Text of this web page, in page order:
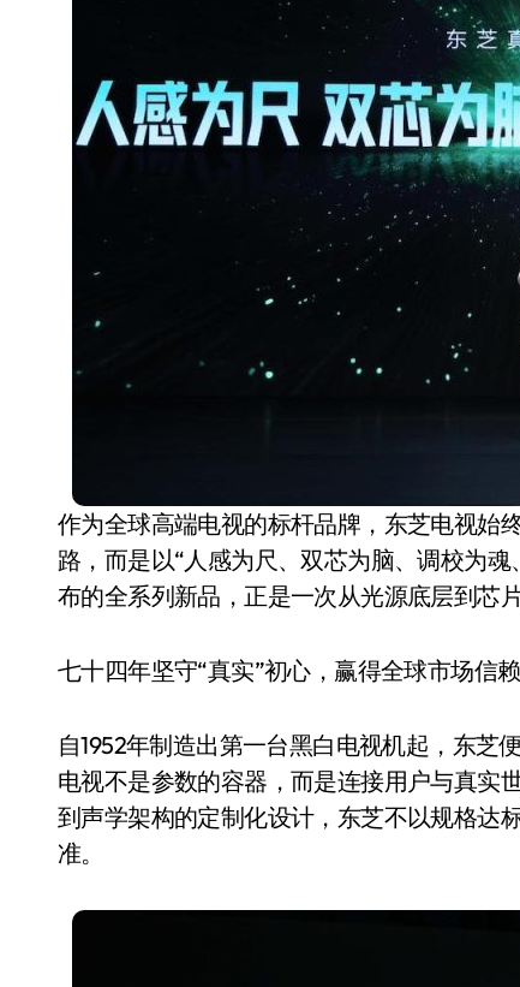
复古玩家狂喜：Anbernic第三次复
Xbox 360 游戏终于要登 PC，光盘
AirTag 新版到底香不香？一篇帮
苹果三星偷偷在用的“无感切换”
Apple Watch 表盘还能这么玩？
追觅清洁电器全球累计出货量破
作为全球高端电视的标杆品牌，东芝电视始
路，而是以“人感为尺、双芯为脑、调校为
布的全系列新品，正是一次从光源底层到芯
七十四年坚守“真实”初心，赢得全球市场信赖
自1952年制造出第一台黑白电视机起，东芝
电视不是参数的容器，而是连接用户与真实
到声学架构的定制化设计，东芝不以规格达
准。